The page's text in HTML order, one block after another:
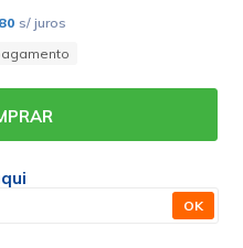
s/ juros
OK